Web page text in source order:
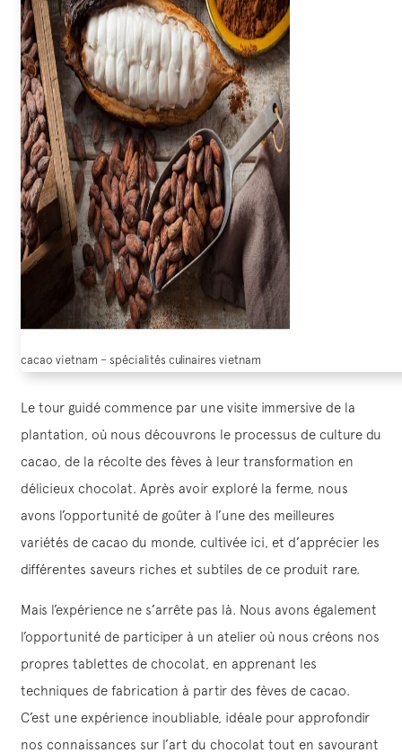
cacao vietnam – spécialités culinaires vietnam
Le tour guidé commence par une visite immersive de la
plantation, où nous découvrons le processus de culture du
cacao, de la récolte des fèves à leur transformation en
délicieux chocolat. Après avoir exploré la ferme, nous
avons l’opportunité de goûter à l’une des meilleures
variétés de cacao du monde, cultivée ici, et d’apprécier les
différentes saveurs riches et subtiles de ce produit rare.
Mais l’expérience ne s’arrête pas là. Nous avons également
l’opportunité de participer à un atelier où nous créons nos
propres tablettes de chocolat, en apprenant les
techniques de fabrication à partir des fèves de cacao.
C’est une expérience inoubliable, idéale pour approfondir
nos connaissances sur l’art du chocolat tout en savourant